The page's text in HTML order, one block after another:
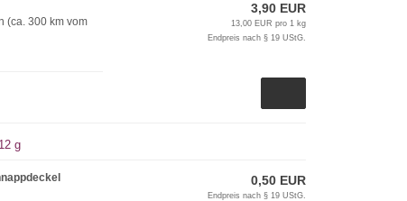
(ca. 300 km vom
3,90 EUR
13,00 EUR pro 1 kg
Endpreis nach § 19 UStG.
g
0,50 EUR
Endpreis nach § 19 UStG.